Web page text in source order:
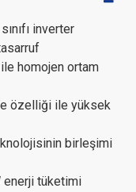
inverter
homojen ortam
özelliği ile yüksek
birleşimi
enerji tüketimi